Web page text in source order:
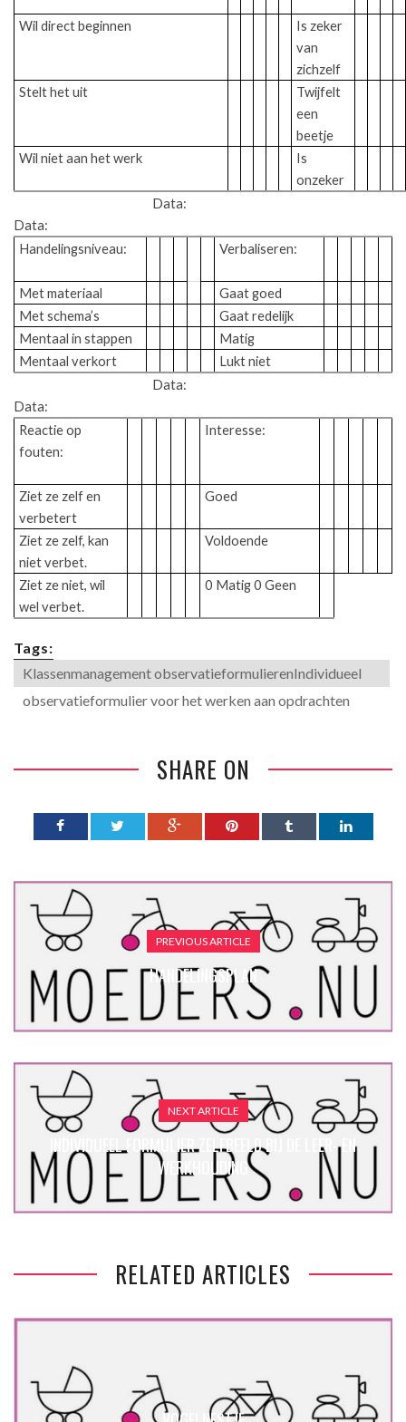
Wil direct beginnen
Is zeker
van
zichzelf
Stelt het uit
Twijfelt
een
beetje
Wil niet aan het werk
Is
onzeker
Data:
Data:
Handelingsniveau:
Verbaliseren:
Met materiaal
Gaat goed
Met schema’s
Gaat redelijk
Mentaal in stappen
Matig
Mentaal verkort
Lukt niet
Data:
Data:
Reactie op
fouten:
Interesse:
Ziet ze zelf en
verbetert
Goed
Ziet ze zelf, kan
niet verbet.
Voldoende
Ziet ze niet, wil
wel verbet.
0 Matig 0 Geen
Tags:
Klassenmanagement observatieformulierenIndividueel
observatieformulier voor het werken aan opdrachten
SHARE ON
PREVIOUS ARTICLE
HANDELINGSPLAN
NEXT ARTICLE
INDIVIDUEEL FORMULIER ZELFBEELD BIJ DE LEER- EN
WERKHOUDING
RELATED ARTICLES